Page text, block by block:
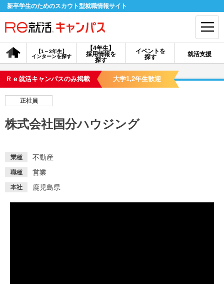
新卒学生のためのスカウト型就職情報サイト
【4年生】
採用情報を
探す
【1～3年生】
インターンを探す
イベントを
探す
就活支援
会員登録 ログイン
会員ID・パスワードを忘れた方はこちら
探す
イベントを探す
Ｒｅ就活キャンパスのみ掲載 大学1,2年生歓迎
正社員
株式会社国分ハウジング
業種 不動産
職種 営業
本社 鹿児島県